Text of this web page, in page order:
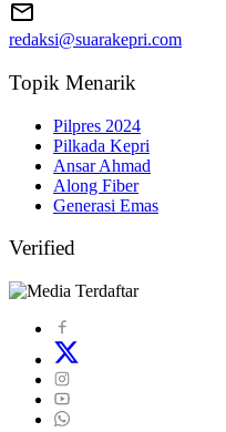
redaksi@suarakepri.com
Topik Menarik
Pilpres 2024
Pilkada Kepri
Ansar Ahmad
Along Fiber
Generasi Emas
Verified